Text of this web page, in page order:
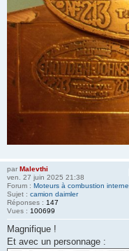
par Malevthi
ven. 27 juin 2025 21:38
Forum : Moteurs à combustion interne
Sujet : camion daimler
Réponses : 147
Vues : 100699
Magnifique !
Et avec un personnage :